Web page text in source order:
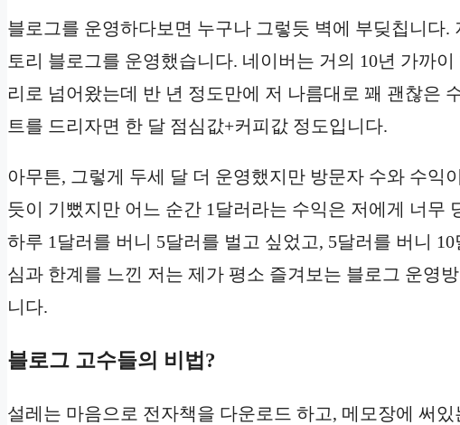
블로그를 운영하다보면 누구나 그렇듯 벽에 부딪칩니다
토리 블로그를 운영했습니다. 네이버는 거의 10년 가까
리로 넘어왔는데 반 년 정도만에 저 나름대로 꽤 괜찮은
트를 드리자면 한 달 점심값+커피값 정도입니다.
아무튼, 그렇게 두세 달 더 운영했지만 방문자 수와 수익
듯이 기뻤지만 어느 순간 1달러라는 수익은 저에게 너무
하루 1달러를 버니 5달러를 벌고 싶었고, 5달러를 버니
심과 한계를 느낀 저는 제가 평소 즐겨보는 블로그 운영
니다.
블로그 고수들의 비법?
설레는 마음으로 전자책을 다운로드 하고, 메모장에 써